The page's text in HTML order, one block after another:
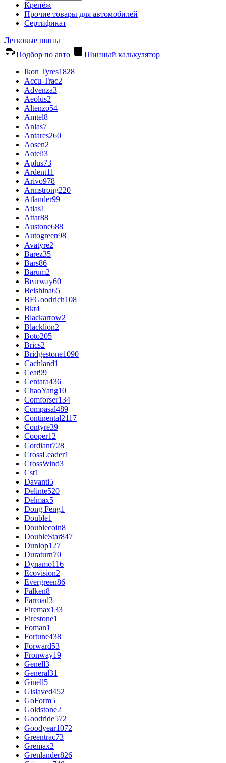
Крепёж
Прочие товары для автомобилей
Сертификат
Легковые шины
Подбор по авто
Шинный калькулятор
Ikon Tyres1828
Accu-Trac2
Advenza3
Aeolus2
Altenzo54
Amtel8
Anlas7
Antares260
Aosen2
Aoteli3
Aplus73
Ardent11
Arivo978
Armstrong220
Atlander99
Atlas1
Attar88
Austone688
Autogreen98
Avatyre2
Barez35
Bars86
Barum2
Bearway60
Belshina65
BFGoodrich108
Bkt4
Blackarrow2
Blacklion2
Boto205
Brics2
Bridgestone1090
Cachland1
Ceat99
Centara436
ChaoYang10
Comforser134
Compasal489
Continental2117
Contyre39
Cooper12
Cordiant728
CrossLeader1
CrossWind3
Cst1
Davanti5
Delinte520
Delmax5
Dong Feng1
Double1
Doublecoin8
DoubleStar847
Dunlop127
Duraturn70
Dynamo116
Ecovision2
Evergreen86
Falken8
Farroad3
Firemax133
Firestone1
Foman1
Fortune438
Forward53
Fronway19
Genell3
General31
Ginell5
Gislaved452
GoForm5
Goldstone2
Goodride572
Goodyear1072
Greentrac73
Gremax2
Grenlander826